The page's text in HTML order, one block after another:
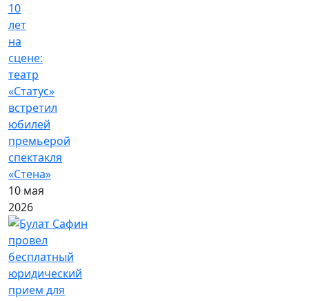
10
лет
на
сцене:
театр
«Статус»
встретил
юбилей
премьерой
спектакля
«Стена»
10 мая
2026